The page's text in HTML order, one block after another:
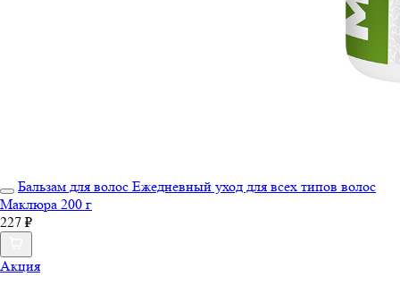
Бальзам для волос Ежедневный уход для всех типов волос
Маклюра 200 г
227 ₽
Акция